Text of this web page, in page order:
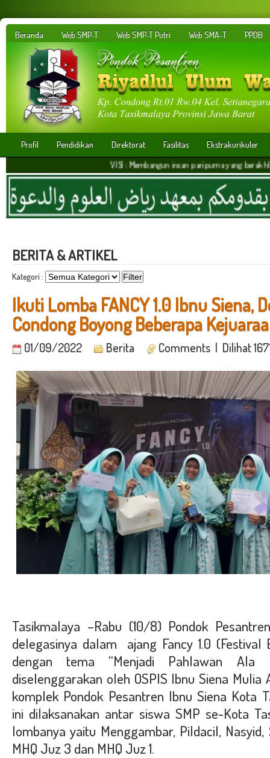
Beranda Web SMP-T Web SMP-T Putri Web SMA-T PPDB
Profil Pendidikan Direktorat Fasilitas
Ekstrakurikuler
VISI : Membangun insan paripurna yang berakhlakul
BERITA & ARTIKEL
Kategori :
Ikuti Lomba FANCY 1.0 Ibnu Siena,
Condong Boyong Beberapa
01/09/2022 Berita Comments | Dilihat
Tasikmalaya –Rabu (10/8) Pondok
delegasinya dalam ajang Fancy 1.0 (Festival
dengan tema “Menjadi Pahlawan Ala
diselenggarakan oleh OSPIS Ibnu Siena
komplek Pondok Pesantren Ibnu Siena Kota
ini dilaksanakan antar siswa SMP se-Kota
lombanya yaitu Menggambar, Pildacil, Nasyid,
MHQ Juz 3 dan MHQ Juz 1.